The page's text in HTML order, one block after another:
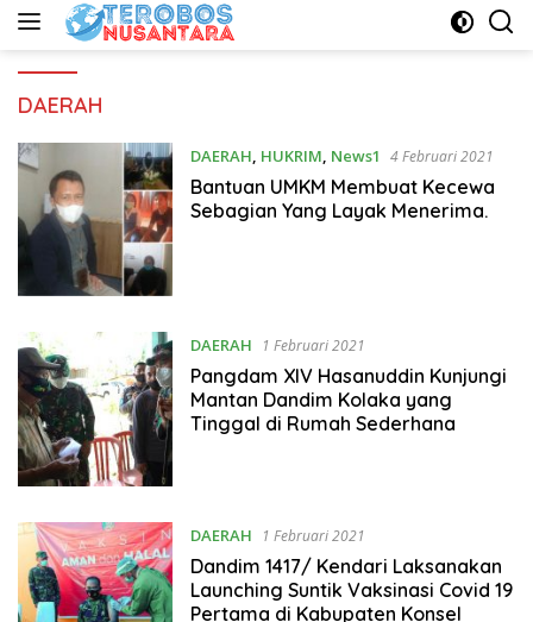
DAERAH
DAERAH, HUKRIM, News1 4 Februari 2021
Bantuan UMKM Membuat Kecewa
Sebagian Yang Layak Menerima.
DAERAH 1 Februari 2021
Pangdam XIV Hasanuddin Kunjungi
Mantan Dandim Kolaka yang
Tinggal di Rumah Sederhana
DAERAH 1 Februari 2021
Dandim 1417/ Kendari Laksanakan
Launching Suntik Vaksinasi Covid 19
Pertama di Kabupaten Konsel